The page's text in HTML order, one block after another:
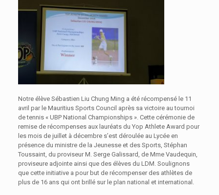
Notre élève Sébastien Liu Chung Ming a été récompensé le 11
avril par le Mauritius Sports Council après sa victoire au tournoi
de tennis « UBP National Championships ». Cette cérémonie de
remise de récompenses aux lauréats du Yop Athlete Award pour
les mois de juillet à décembre s’est déroulée au Lycée en
présence du ministre de la Jeunesse et des Sports, Stéphan
Toussaint, du proviseur M. Serge Galissard, de Mme Vaudequin,
proviseure adjointe ainsi que des élèves du LDM. Soulignons
que cette initiative a pour but de récompenser des athlètes de
plus de 16 ans qui ont brillé sur le plan national et international.